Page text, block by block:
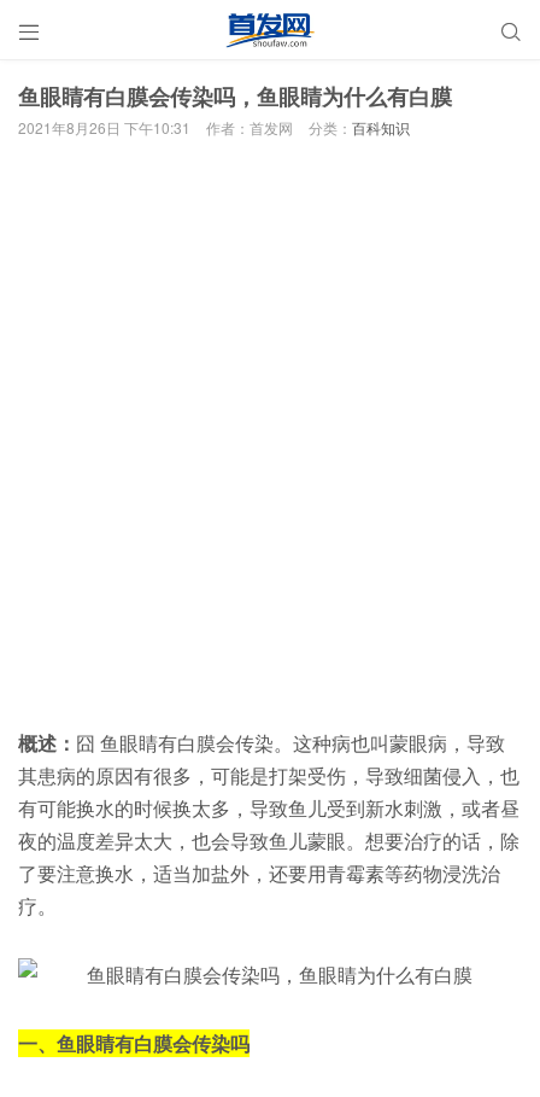
 
鱼眼睛有白膜会传染吗，鱼眼睛为什么有白膜
2021年8月26日 下午10:31 作者：首发网 分类： 百科知识
概述： 囧 鱼眼睛有白膜会传染。这种病也叫蒙眼病，导致
其患病的原因有很多，可能是打架受伤，导致细菌侵入，也
有可能换水的时候换太多，导致鱼儿受到新水刺激，或者昼
夜的温度差异太大，也会导致鱼儿蒙眼。想要治疗的话，除
了要注意换水，适当加盐外，还要用青霉素等药物浸洗治
疗。
一、鱼眼睛有白膜会传染吗